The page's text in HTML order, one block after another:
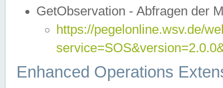
GetObservation - Abfragen der
https://pegelonline.wsv.de/
Enhanced Operations